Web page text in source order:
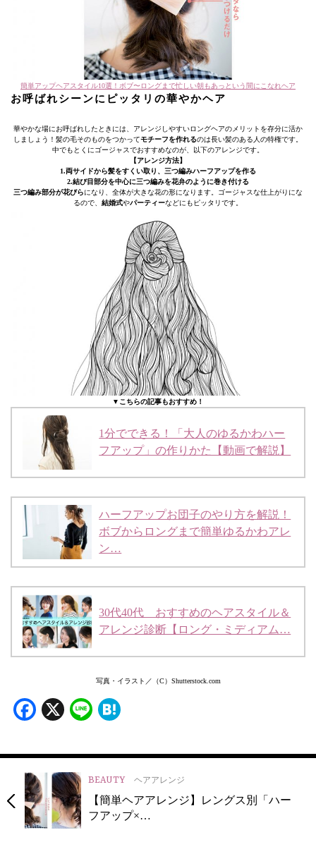
簡単アップヘアスタイル10選！ボブ〜ロングまで忙しい朝もあっという間にこなれヘア
お呼ばれシーンにピッタリの華やかヘア
華やかな場にお呼ばれしたときには、アレンジしやすいロングヘアのメリットを存分に活か
しましょう！髪の毛そのものをつかってモチーフを作れるのは長い髪のある人の特権です。
中でもとくにゴージャスでおすすめなのが、以下のアレンジです。
【アレンジ方法】
1.両サイドから髪をすくい取り、三つ編みハーフアップを作る
2.結び目部分を中心に三つ編みを花弁のように巻き付ける
三つ編み部分が花びらになり、全体が大きな花の形になります。ゴージャスな仕上がりにな
るので、 結婚式やパーティーなどにもピッタリです。
▼こちらの記事もおすすめ！
1分でできる！「大人のゆるかわハー
フアップ」の作りかた【動画で解説】
ハーフアップお団子のやり方を解説！
ボブからロングまで簡単ゆるかわアレ
ン…
30代40代 おすすめのヘアスタイル＆
アレンジ診断【ロング・ミディアム…
写真・イラスト／（C）Shutterstock.com
Facebook
X Line
BEAUTY ヘアアレンジ
【簡単ヘアアレンジ】レングス別「ハー
フアップ×…